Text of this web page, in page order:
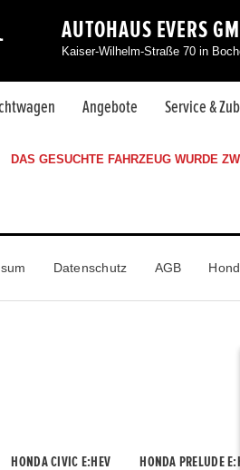
AUTOHAUS EVERS
Kaiser-Wilhelm-Straße 70 in
Angebote Service &
DAS GESUCHTE FAHRZEUG WURDE
Datenschutz AGB
HONDA CIVIC E:HEV HONDA PRELUDE